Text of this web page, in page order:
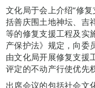
文化局于会上介绍“修
括善庆围土地神坛、吉
等的修复支援工程及实
产保护法》规定，向委
由文化局开展修复支援
评定的不动产行使优先
出席会议的包括社会文